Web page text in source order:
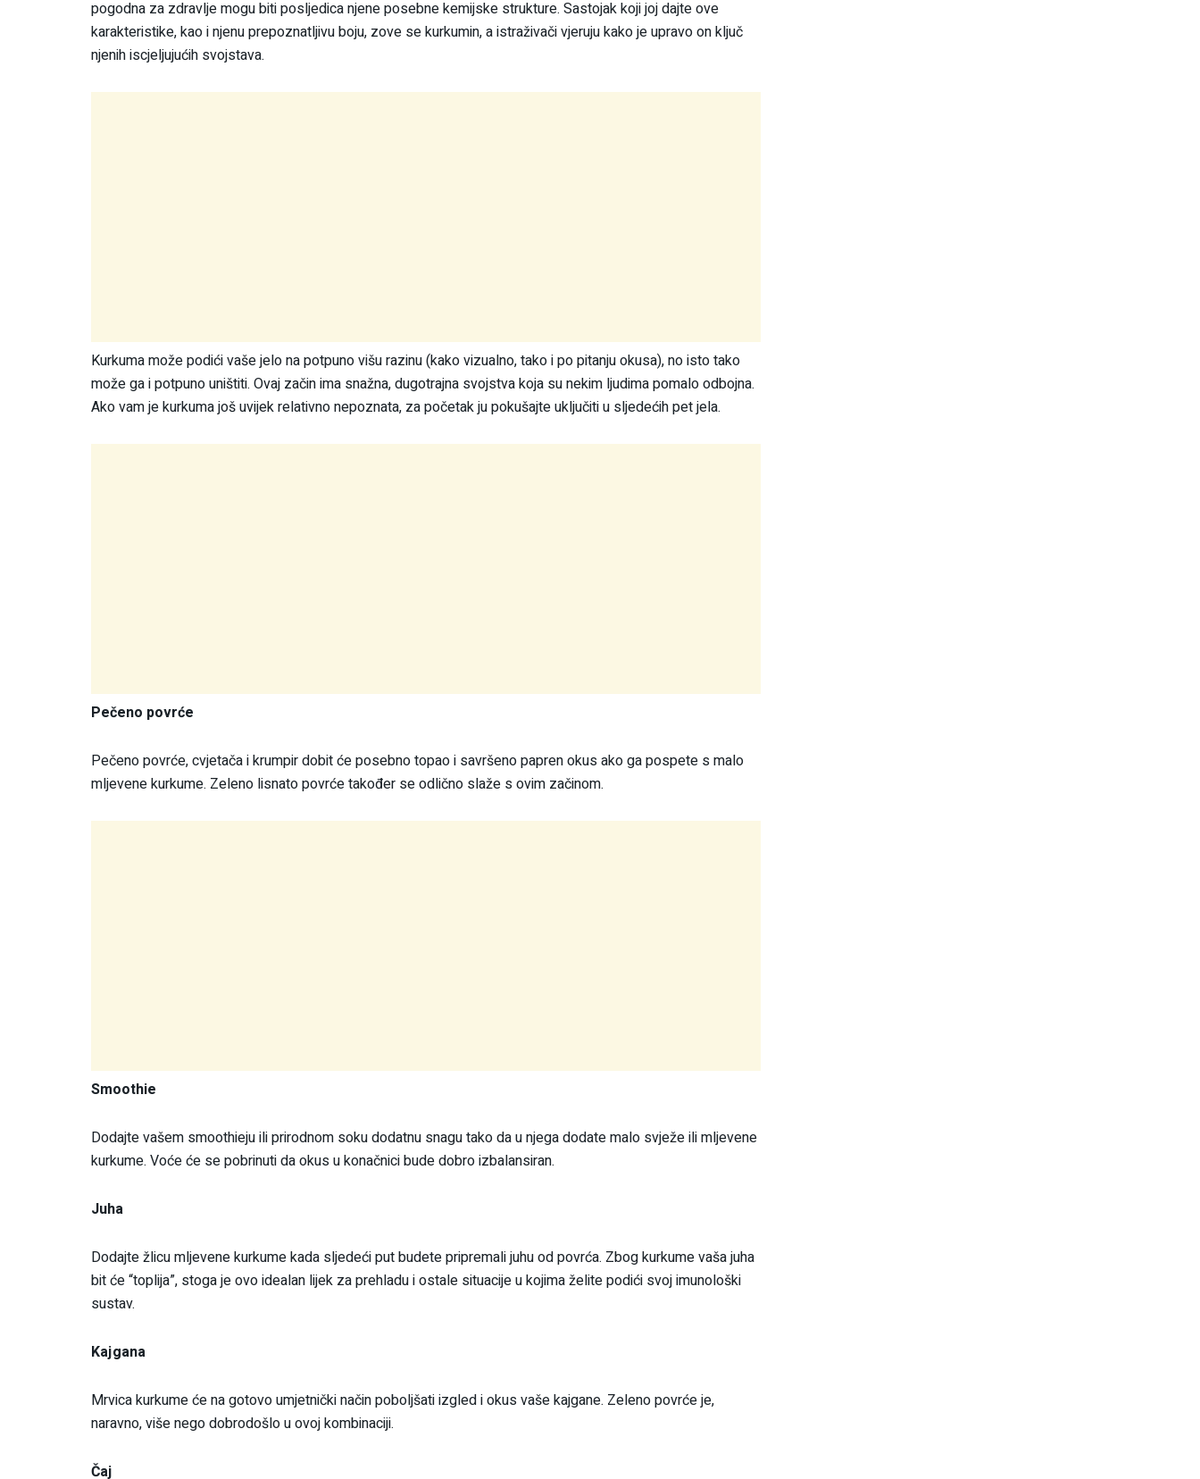
pogodna za zdravlje mogu biti posljedica njene posebne kemijske strukture. Sastojak koji joj dajte ove
karakteristike, kao i njenu prepoznatljivu boju, zove se kurkumin, a istraživači vjeruju kako je upravo on ključ
njenih iscjeljujućih svojstava.
Kurkuma može podići vaše jelo na potpuno višu razinu (kako vizualno, tako i po pitanju okusa), no isto tako
može ga i potpuno uništiti. Ovaj začin ima snažna, dugotrajna svojstva koja su nekim ljudima pomalo odbojna.
Ako vam je kurkuma još uvijek relativno nepoznata, za početak ju pokušajte uključiti u sljedećih pet jela.
Pečeno povrće
Pečeno povrće, cvjetača i krumpir dobit će posebno topao i savršeno papren okus ako ga pospete s malo
mljevene kurkume. Zeleno lisnato povrće također se odlično slaže s ovim začinom.
Smoothie
Dodajte vašem smoothieju ili prirodnom soku dodatnu snagu tako da u njega dodate malo svježe ili mljevene
kurkume. Voće će se pobrinuti da okus u konačnici bude dobro izbalansiran.
Juha
Dodajte žlicu mljevene kurkume kada sljedeći put budete pripremali juhu od povrća. Zbog kurkume vaša juha
bit će “toplija”, stoga je ovo idealan lijek za prehladu i ostale situacije u kojima želite podići svoj imunološki
sustav.
Kajgana
Mrvica kurkume će na gotovo umjetnički način poboljšati izgled i okus vaše kajgane. Zeleno povrće je,
naravno, više nego dobrodošlo u ovoj kombinaciji.
Čaj